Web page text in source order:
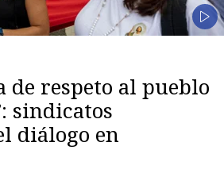
de respeto al pueblo
sindicatos
diálogo en